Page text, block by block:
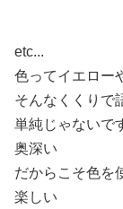
etc...
色ってイエロー
そんなくくりで
単純じゃないで
奥深い
だからこそ色を
楽しい